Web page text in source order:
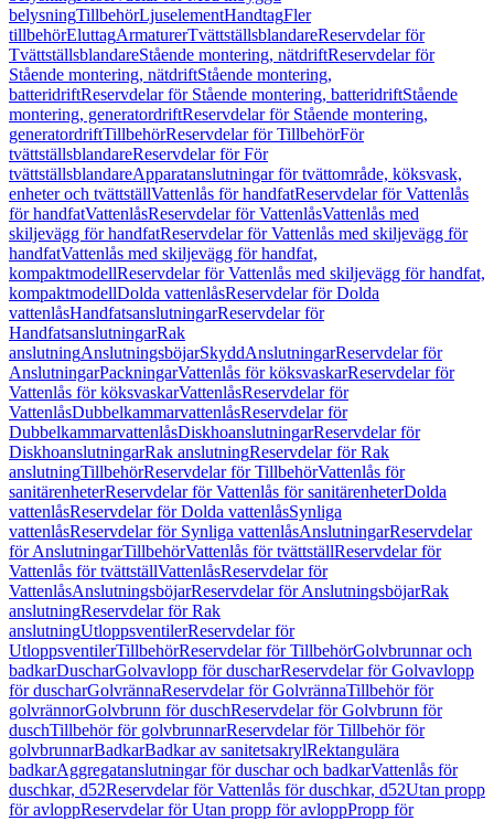
belysningTillbehörLjuselementHandtagFler
tillbehörEluttagArmaturerTvättställsblandareReservdelar för
TvättställsblandareStående montering, nätdriftReservdelar för
Stående montering, nätdriftStående montering,
batteridriftReservdelar för Stående montering, batteridriftStående
montering, generatordriftReservdelar för Stående montering,
generatordriftTillbehörReservdelar för TillbehörFör
tvättställsblandareReservdelar för För
tvättställsblandareApparatanslutningar för tvättområde, köksvask,
enheter och tvättställVattenlås för handfatReservdelar för Vattenlås
för handfatVattenlåsReservdelar för VattenlåsVattenlås med
skiljevägg för handfatReservdelar för Vattenlås med skiljevägg för
handfatVattenlås med skiljevägg för handfat,
kompaktmodellReservdelar för Vattenlås med skiljevägg för handfat,
kompaktmodellDolda vattenlåsReservdelar för Dolda
vattenlåsHandfatsanslutningarReservdelar för
HandfatsanslutningarRak
anslutningAnslutningsböjarSkyddAnslutningarReservdelar för
AnslutningarPackningarVattenlås för köksvaskarReservdelar för
Vattenlås för köksvaskarVattenlåsReservdelar för
VattenlåsDubbelkammarvattenlåsReservdelar för
DubbelkammarvattenlåsDiskhoanslutningarReservdelar för
DiskhoanslutningarRak anslutningReservdelar för Rak
anslutningTillbehörReservdelar för TillbehörVattenlås för
sanitärenheterReservdelar för Vattenlås för sanitärenheterDolda
vattenlåsReservdelar för Dolda vattenlåsSynliga
vattenlåsReservdelar för Synliga vattenlåsAnslutningarReservdelar
för AnslutningarTillbehörVattenlås för tvättställReservdelar för
Vattenlås för tvättställVattenlåsReservdelar för
VattenlåsAnslutningsböjarReservdelar för AnslutningsböjarRak
anslutningReservdelar för Rak
anslutningUtloppsventilerReservdelar för
UtloppsventilerTillbehörReservdelar för TillbehörGolvbrunnar och
badkarDuscharGolvavlopp för duscharReservdelar för Golvavlopp
för duscharGolvrännaReservdelar för GolvrännaTillbehör för
golvrännorGolvbrunn för duschReservdelar för Golvbrunn för
duschTillbehör för golvbrunnarReservdelar för Tillbehör för
golvbrunnarBadkarBadkar av sanitetsakrylRektangulära
badkarAggregatanslutningar för duschar och badkarVattenlås för
duschkar, d52Reservdelar för Vattenlås för duschkar, d52Utan propp
för avloppReservdelar för Utan propp för avloppPropp för